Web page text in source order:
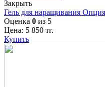
Закрыть
Гель для наращивания
Оценка 0 из 5
Цена: 5 850 тг.
Купить